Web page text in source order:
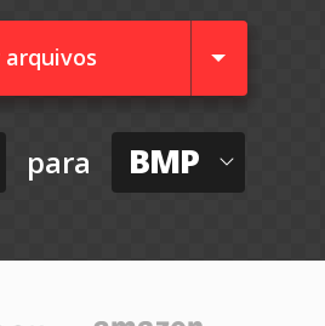
arquivos
para BMP